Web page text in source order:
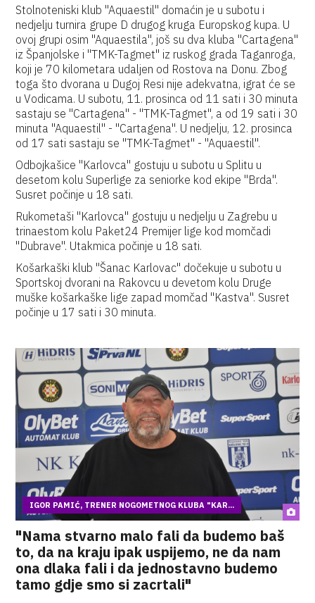
Stolnoteniski klub "Aquaestil" domaćin je u subotu i
nedjelju turnira grupe D drugog kruga Europskog kupa. U
ovoj grupi osim "Aquaestila", još su dva kluba "Cartagena"
iz Španjolske i "TMK-Tagmet" iz ruskog grada Taganroga,
koji je 70 kilometara udaljen od Rostova na Donu. Zbog
toga što dvorana u Dugoj Resi nije adekvatna, igrat će se
u Vodicama. U subotu, 11. prosinca od 11 sati i 30 minuta
sastaju se "Cartagena" - "TMK-Tagmet", a od 19 sati i 30
minuta "Aquaestil" - "Cartagena". U nedjelju, 12. prosinca
od 17 sati sastaju se "TMK-Tagmet" - "Aquaestil".
Odbojkašice "Karlovca" gostuju u subotu u Splitu u
desetom kolu Superlige za seniorke kod ekipe "Brda".
Susret počinje u 18 sati.
Rukometaši "Karlovca" gostuju u nedjelju u Zagrebu u
trinaestom kolu Paket24 Premijer lige kod momčadi
"Dubrave". Utakmica počinje u 18 sati.
Košarkaški klub "Šanac Karlovac" dočekuje u subotu u
Sportskoj dvorani na Rakovcu u devetom kolu Druge
muške košarkaške lige zapad momčad "Kastva". Susret
počinje u 17 sati i 30 minuta.
IGOR PAMIĆ, TRENER NOGOMETNOG KLUBA "KAR...
"Nama stvarno malo fali da budemo baš
to, da na kraju ipak uspijemo, ne da nam
ona dlaka fali i da jednostavno budemo
tamo gdje smo si zacrtali"